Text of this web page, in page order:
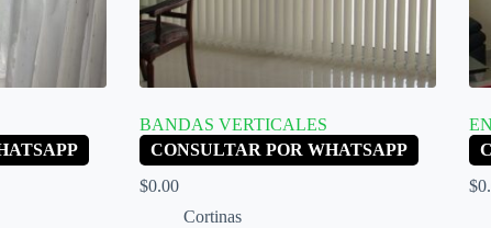
BANDAS VERTICALES
CONSULTAR POR WHATSAPP
$0.00
Cortinas
$